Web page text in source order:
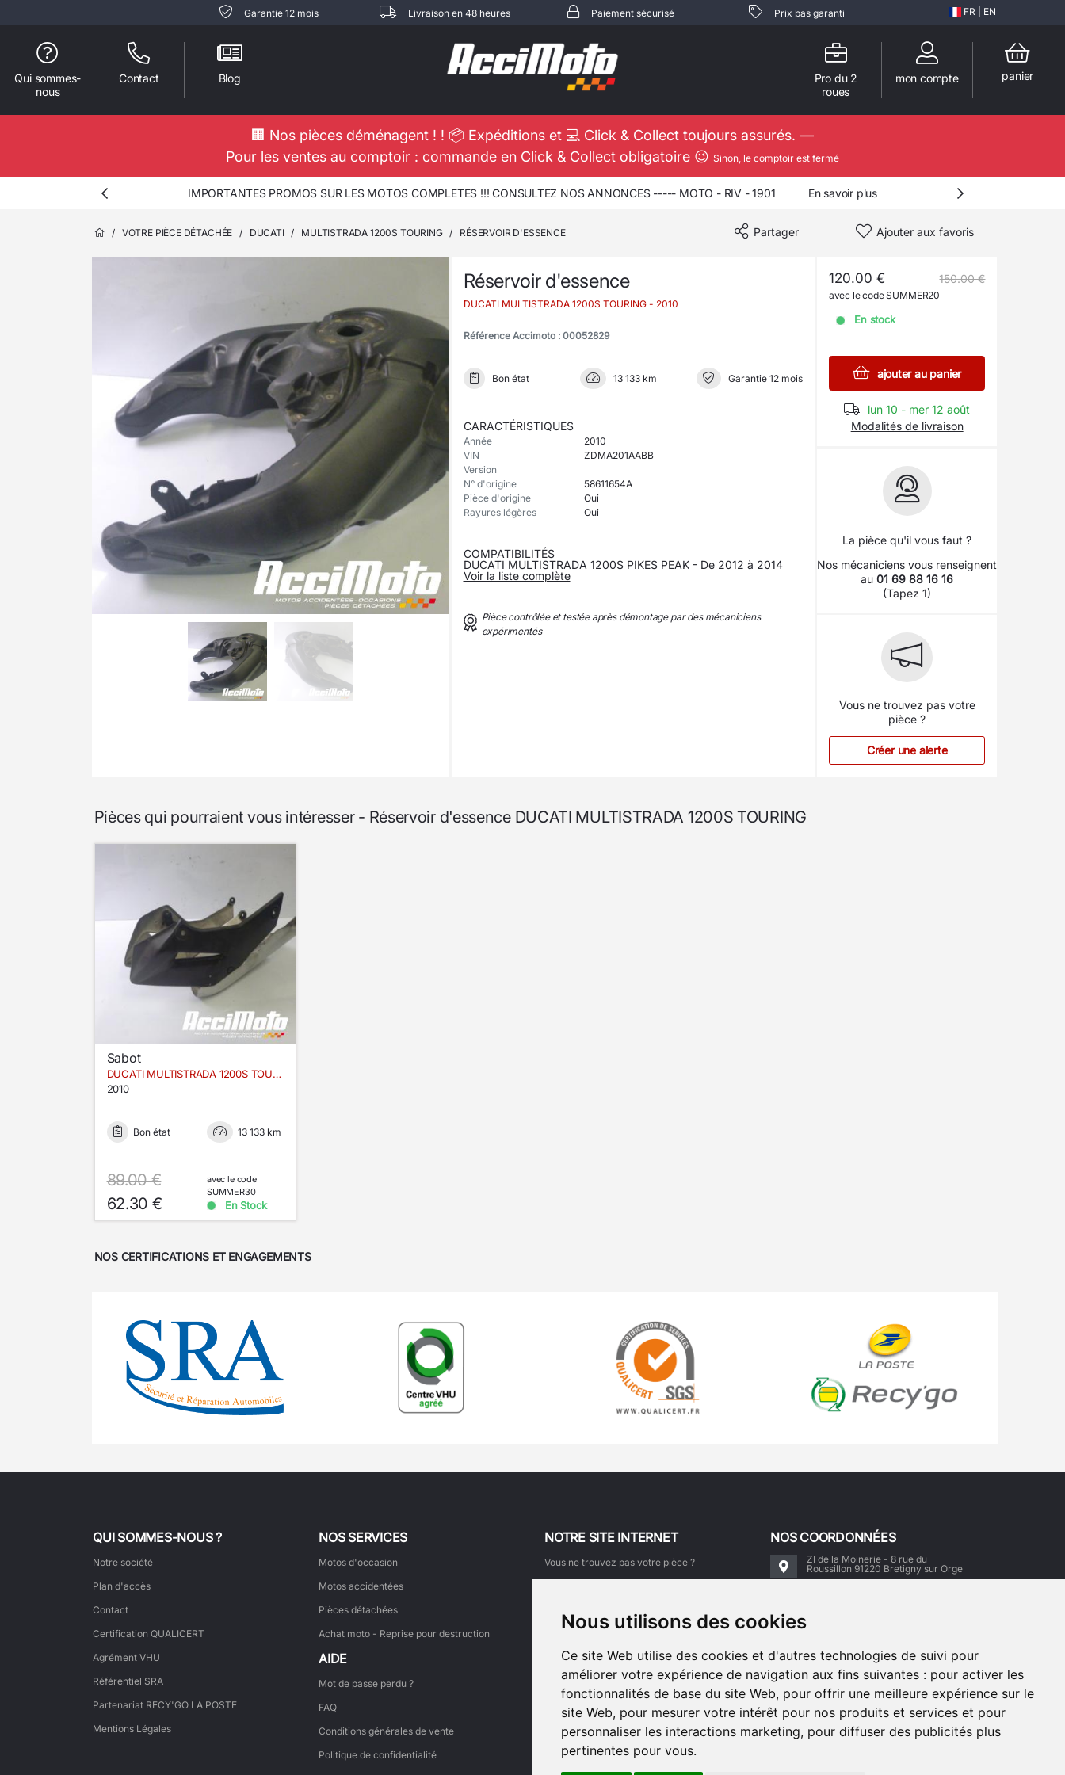
Nous utilisons des cookies
Ce site Web utilise des cookies et d'autres technologies de suivi pour
améliorer votre expérience de navigation aux fins suivantes : pour activer les
fonctionnalités de base du site Web, pour offrir une meilleure expérience sur le
site Web, pour mesurer votre intérêt pour nos produits et services et pour
personnaliser les interactions marketing, pour diffuser des publicités plus
pertinentes pour vous.
Garantie 12 mois Livraison en 48 heures Paiement sécurisé Prix bas garanti FR EN
Qui sommes-
nous
Contact Blog panier
mon compte
Pro du 2
roues
🏢 Nos pièces déménagent ! ! 📦 Expéditions et 💻 Click & Collect toujours assurés. —
Pour les ventes au comptoir : commande en Click & Collect obligatoire 😉 Sinon, le comptoir est fermé
IMPORTANTES PROMOS SUR LES MOTOS COMPLETES !!! CONSULTEZ NOS ANNONCES ----- MOTO - RIV - 1901 En savoir plus
/ VOTRE PIÈCE DÉTACHÉE / DUCATI / MULTISTRADA 1200S TOURING / RÉSERVOIR D'ESSENCE Partager Ajouter aux favoris
Réservoir d'essence
DUCATI MULTISTRADA 1200S TOURING- 2010
Référence Accimoto : 00052829
Bon état 13 133 km Garantie 12 mois
CARACTÉRISTIQUES
Année
2010
VIN
ZDMA201AABB
Version
N° d'origine
58611654A
Pièce d'origine
Oui
Rayures légères
Oui
COMPATIBILITÉS
DUCATI MULTISTRADA 1200S PIKES PEAK - De 2012 à 2014
Voir la liste complète
Pièce contrôlée et testée après démontage par des mécaniciens
expérimentés
120.00 € 150.00 €
avec le code SUMMER20
En stock
ajouter au panier
lun 10 - mer 12 août
Modalités de livraison
La pièce qu'il vous faut ?
Nos mécaniciens vous renseignent
au01 69 88 16 16
(Tapez 1)
Vous ne trouvez pas votre
pièce ?
Créer une alerte
Pièces qui pourraient vous intéresser - Réservoir d'essence DUCATI MULTISTRADA 1200S TOURING
Sabot
DUCATI MULTISTRADA 1200S TOURING
2010
Bon état 13 133 km
89.00 €
62.30 €
avec le code
SUMMER30
En Stock
NOS CERTIFICATIONS ET ENGAGEMENTS
QUI SOMMES-NOUS ?
Notre société
Plan d'accès
Contact
Certification QUALICERT
Agrément VHU
Référentiel SRA
Partenariat RECY'GO LA POSTE
Mentions Légales
NOS SERVICES
Motos d'occasion
Motos accidentées
Pièces détachées
Achat moto - Reprise pour destruction
AIDE
Mot de passe perdu ?
FAQ
Conditions générales de vente
Politique de confidentialité
NOTRE SITE INTERNET
Vous ne trouvez pas votre pièce ?
Faites découvrir ce site à un ami
Ajouter votre témoignage
Voir tous les témoignages
Liens
NOS COORDONNÉES
ZI de la Moinerie - 8 rue du
Roussillon 91220 Bretigny sur Orge